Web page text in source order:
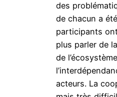
des
de chacun a
participants
plus parler de
de
acteurs. La